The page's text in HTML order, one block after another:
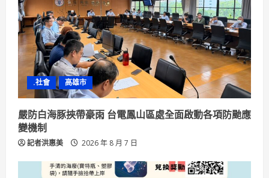
.社會 高雄市
嚴防白海豚挾帶豪雨 台電鳳山區處全面啟動各項防颱應
變機制
記者洪惠美 2026 年 8 月 7 日